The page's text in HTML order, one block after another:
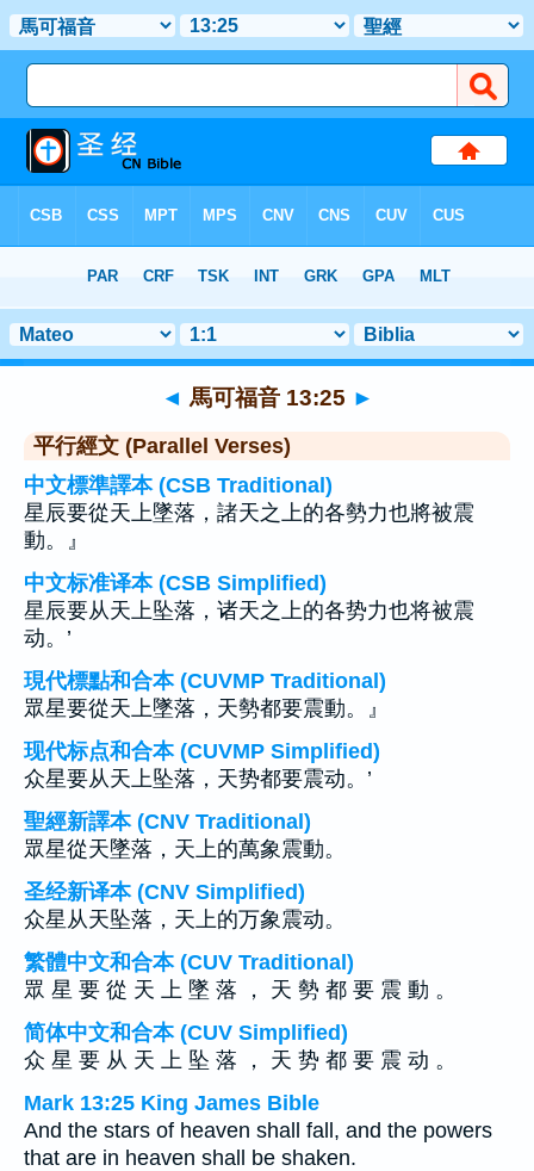
章 13> 聖經金句 25
◄ 馬可福音 13:25 ►
平行經文 (Parallel Verses)
中文標準譯本 (CSB Traditional)
星辰要從天上墜落，諸天之上的各勢力也將被震
動。』
中文标准译本 (CSB Simplified)
星辰要从天上坠落，诸天之上的各势力也将被震
动。’
現代標點和合本 (CUVMP Traditional)
眾星要從天上墜落，天勢都要震動。』
现代标点和合本 (CUVMP Simplified)
众星要从天上坠落，天势都要震动。’
聖經新譯本 (CNV Traditional)
眾星從天墜落，天上的萬象震動。
圣经新译本 (CNV Simplified)
众星从天坠落，天上的万象震动。
繁體中文和合本 (CUV Traditional)
眾 星 要 從 天 上 墜 落 ， 天 勢 都 要 震 動 。
简体中文和合本 (CUV Simplified)
众 星 要 从 天 上 坠 落 ， 天 势 都 要 震 动 。
Mark 13:25 King James Bible
And the stars of heaven shall fall, and the powers
that are in heaven shall be shaken.